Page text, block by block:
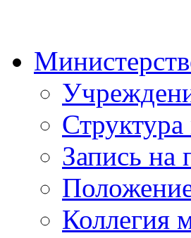
Запись на
Коллегия